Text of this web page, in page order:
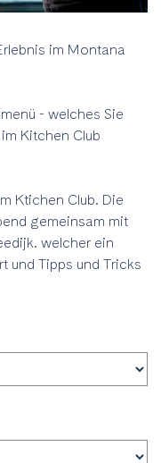
im Montana
- welches Sie
Kitchen Club
Ktichen Club. Die
gemeinsam mit
welcher ein
und Tipps und Tricks